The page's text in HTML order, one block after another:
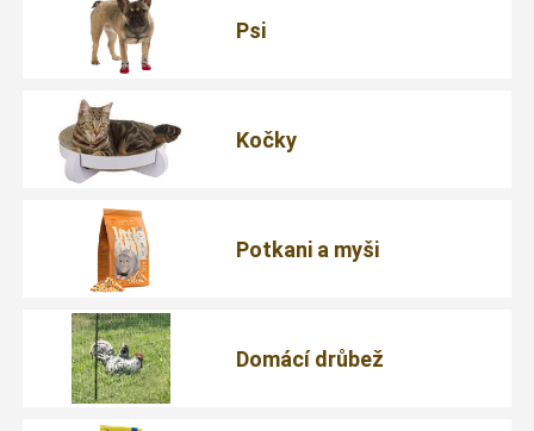
Psi
Kočky
Potkani a myši
Domácí drůbež